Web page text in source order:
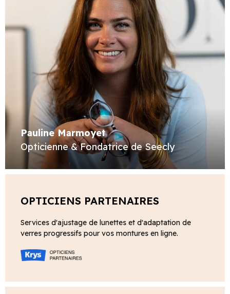
Pauline Marmoyet
Opticienne & Fondatrice de Seecly
OPTICIENS PARTENAIRES
Services d'ajustage de lunettes et d'adaptation de
verres progressifs pour vos montures en ligne.